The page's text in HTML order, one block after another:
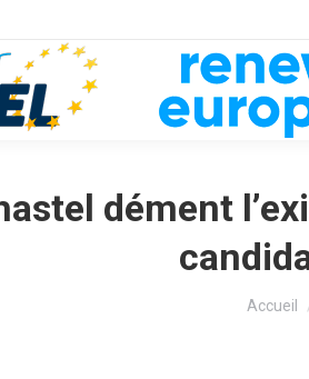
dément
Vous
Accueil